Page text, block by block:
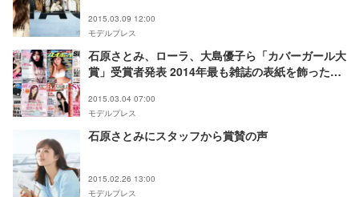
2015.03.09 12:00
モデルプレス
石原さとみ、ローラ、大島優子ら「カバーガール大
賞」受賞者発表 2014年最も雑誌の表紙を飾ったの
2015.03.04 07:00
モデルプレス
石原さとみにスタッフから賞賛の声
2015.02.26 13:00
モデルプレス